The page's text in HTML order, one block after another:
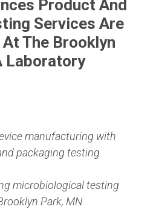
Product And
Services Are
The Brooklyn
Laboratory
manufacturing with
packaging testing
microbiological testing
Park, MN